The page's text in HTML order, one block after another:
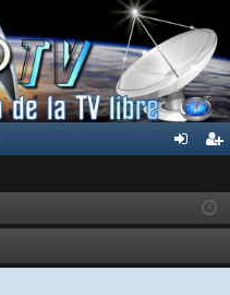
ar
ist
rs